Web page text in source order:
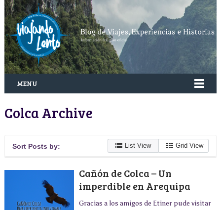
MENU
Colca Archive
Sort Posts by: List View Grid View
Cañón de Colca – Un
imperdible en Arequipa
Gracias a los amigos de Etiner pude visitar